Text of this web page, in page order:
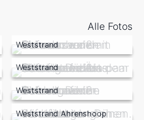
Alle Fotos
Weststrand
Weststrand
Weststrand
Weststrand Ahrenshoop